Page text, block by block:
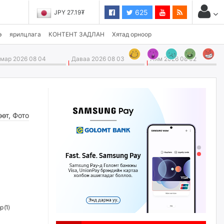
JPY 27.19₮ 625
ярилцлага КОНТЕНТ ЗАДЛАН Хятад орноор
2026 08 04 Даваа 2026 08 03 Ням 2026 08 02
, Фото
(1)